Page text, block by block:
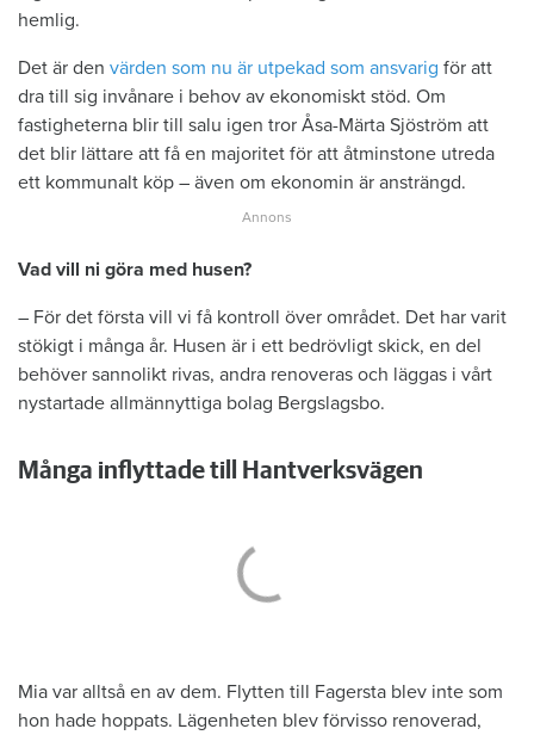
hemlig.
Det är den ­ värden som nu är utpekad som ansvarig för att
dra till sig invånare i behov av ekonomiskt stöd. Om
fastigheterna blir till salu igen tror Åsa-Märta Sjöström att
det blir lättare att få en majoritet för att åtminstone utreda
ett kommunalt köp – även om ekonomin är ansträngd.
Vad vill ni göra med husen?
– För det första vill vi få kontroll över området. Det har varit
stökigt i många år. Husen är i ett bedrövligt skick, en del
behöver sannolikt rivas, andra renoveras och läggas i vårt
nystartade allmännyttiga bolag Bergslagsbo.
Många inflyttade till Hantverksvägen
Mia var alltså en av dem. Flytten till ­Fagersta blev inte som
hon hade ­hoppats. ­Lägenheten blev förvisso renoverad,